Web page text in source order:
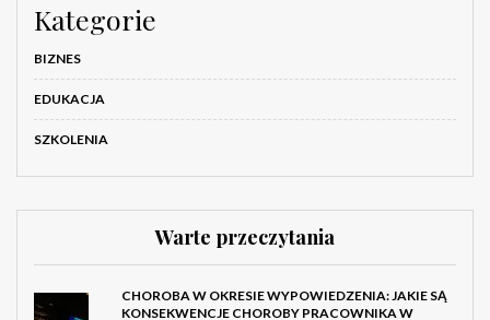
Kategorie
BIZNES
EDUKACJA
SZKOLENIA
Warte przeczytania
CHOROBA W OKRESIE WYPOWIEDZENIA: JAKIE SĄ
KONSEKWENCJE CHOROBY PRACOWNIKA W